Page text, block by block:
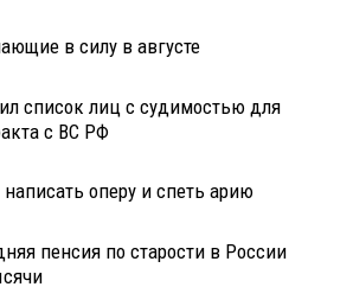
в силу в августе
список лиц с судимостью для
с ВС РФ
оперу и спеть арию
пенсия по старости в России